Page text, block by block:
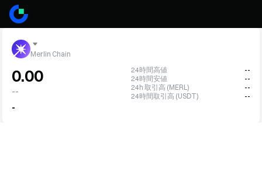
Merlin Chain
0.00
--
-
24時間高値
--
24時間安値
--
24h 取引高 (MERL)
--
24時間取引高 (USDT)
--